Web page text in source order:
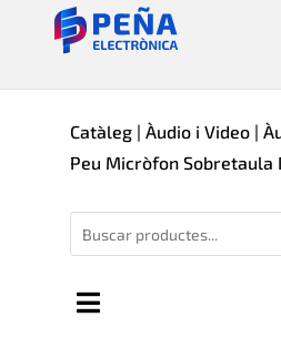
Catàleg| Àudio i Video|
Peu Micròfon Sobretaula